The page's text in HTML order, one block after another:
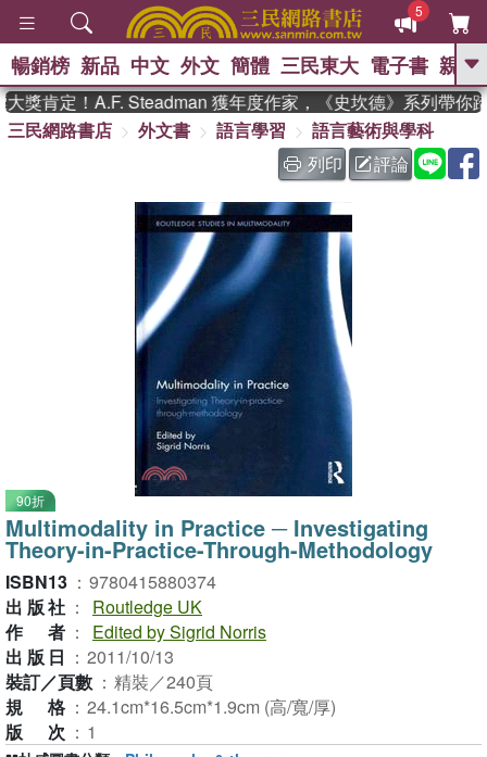
5
GO
熱搜： 東野圭吾 、 The Odyssey
、 如果歷史是一群喵 、 暑期
國際布克獎 臺灣漫遊錄 、 方
念華 、 台灣的李登輝時代
孩：黎曼猜想
、 偉大的迷走神經
暢銷榜 新品 中文 外文 簡體 三民東大 電子書 親子
獎肯定！A.F. Steadman 獲年度作家，《史坎德》系列帶你踏
三民網路書店
外文書 語言學習
語言藝術與學科
列印
評論
90折
Multimodality in Practice ─ Investigating
Theory-in-Practice-Through-Methodology
ISBN13 ： 9780415880374
出版社 ：
Routledge UK
作者 ：
Edited by Sigrid Norris
出版日 ： 2011/10/13
裝訂／頁數 ： 精裝／240頁
規格 ： 24.1cm*16.5cm*1.9cm (高/寬/厚)
版次 ： 1